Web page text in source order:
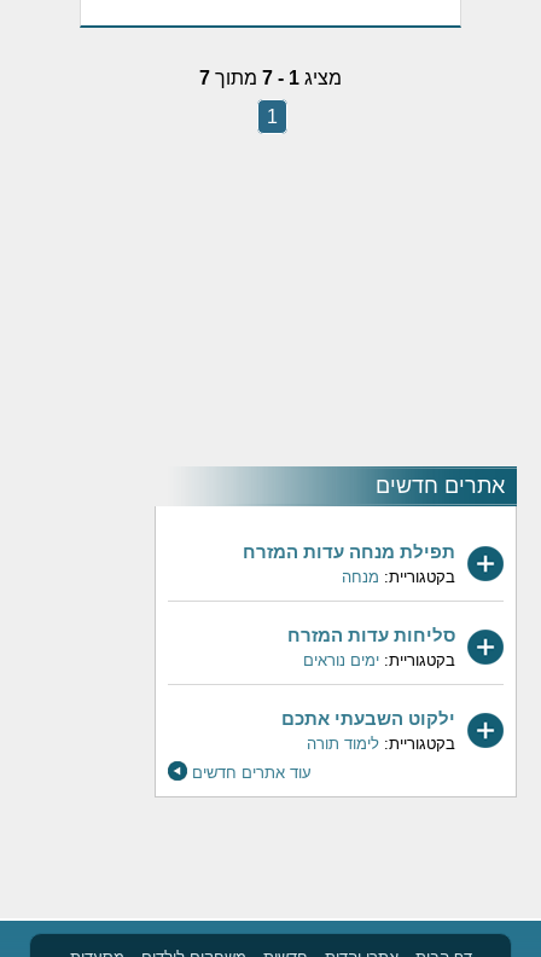
אתרים חדשים
תפילת מנחה עדות המזרח
בקטגוריית: מנחה
סליחות עדות המזרח
בקטגוריית: ימים נוראים
ילקוט השבעתי אתכם
בקטגוריית: לימוד תורה
עוד אתרים חדשים
מציג 1 - 7 מתוך 7
1